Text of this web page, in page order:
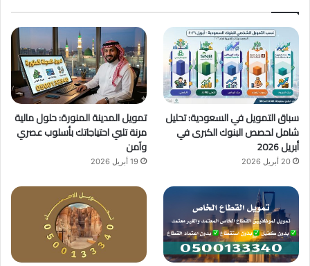
و
ك
T
u
b
e
ق
ر
ا
م
سباق التمويل في السعودية: تحليل
شامل لحصص البنوك الكبرى في
أبريل 2026
20 أبريل 2026
تمويل المدينة المنورة: حلول مالية
مرنة تلبي احتياجاتك بأسلوب عصري
وآمن
19 أبريل 2026